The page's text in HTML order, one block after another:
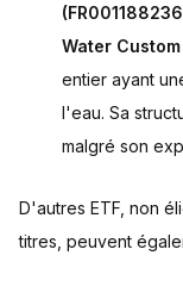
Water Custom
entier ayant
l'eau. Sa
malgré son
D'autres ETF, non
titres, peuvent